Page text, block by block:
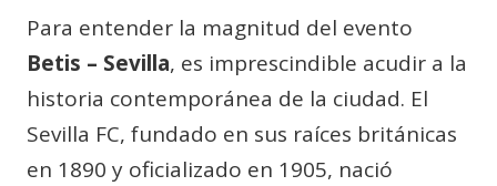
Para entender la magnitud del evento
Betis – Sevilla, es imprescindible acudir a la
historia contemporánea de la ciudad. El
Sevilla FC, fundado en sus raíces británicas
en 1890 y oficializado en 1905, nació